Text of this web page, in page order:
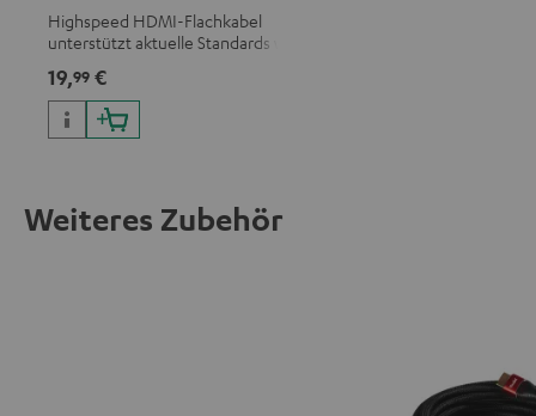
Highspeed HDMI-Flachkabel
unterstützt aktuelle Standards wie
19,99 €
Weiteres Zubehör